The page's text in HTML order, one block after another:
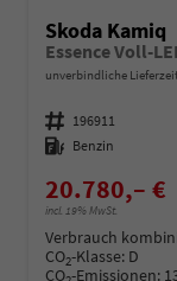
Skoda Kamiq
Essence Voll-
unverbindliche
Fahrzeugnummer 196911
Kraftstoff Benzin
20.780,– €
incl. 19% MwSt.
Verbrauch
CO2-Klasse: D
CO -Emissionen: